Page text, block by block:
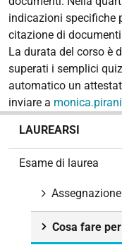
indicazioni specifiche
citazione di
La durata del corso è
superati i semplici
automatico un
inviare a
LAUREARSI
Esame di laurea
Cosa fare